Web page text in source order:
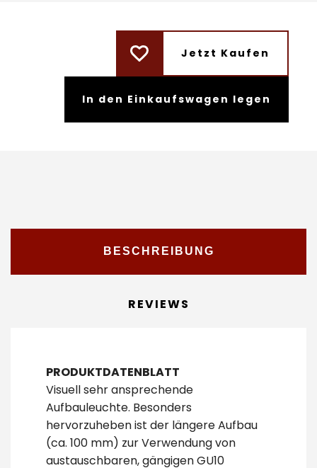
Jetzt Kaufen
In den Einkaufswagen legen
BESCHREIBUNG
REVIEWS
PRODUKTDATENBLATT
Visuell sehr ansprechende
Aufbauleuchte. Besonders
hervorzuheben ist der längere Aufbau
(ca. 100 mm) zur Verwendung von
austauschbaren, gängigen GU10